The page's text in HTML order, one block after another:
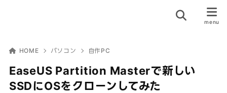
HOME パソコン 自作PC
EaseUS Partition Masterで新しい
SSDにOSをクローンしてみた